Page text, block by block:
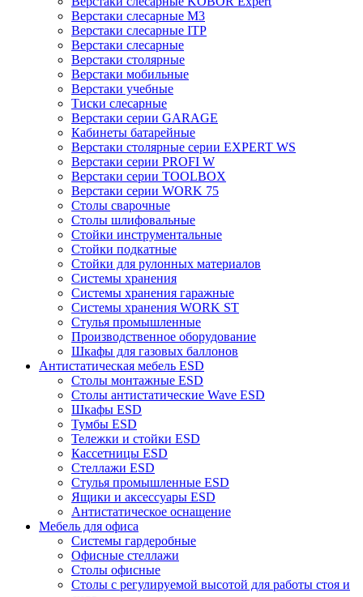
Верстаки слесарные М3
Верстаки слесарные ITP
Верстаки слесарные
Верстаки столярные
Верстаки мобильные
Верстаки учебные
Тиски слесарные
Верстаки серии GARAGE
Кабинеты батарейные
Верстаки столярные серии EXPERT WS
Верстаки серии PROFI W
Верстаки серии TOOLBOX
Верстаки серии WORK 75
Столы сварочные
Столы шлифовальные
Стойки инструментальные
Стойки подкатные
Стойки для рулонных материалов
Системы хранения
Системы хранения гаражные
Системы хранения WORK ST
Стулья промышленные
Производственное оборудование
Шкафы для газовых баллонов
Антистатическая мебель ESD
Столы монтажные ESD
Столы антистатические Wave ESD
Шкафы ESD
Тумбы ESD
Тележки и стойки ESD
Кассетницы ESD
Стеллажи ESD
Стулья промышленные ESD
Ящики и аксессуары ESD
Антистатическое оснащение
Мебель для офиса
Системы гардеробные
Офисные стеллажи
Столы офисные
Столы с регулируемой высотой для работы стоя и